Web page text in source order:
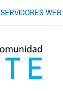
SERVIDORES WEB